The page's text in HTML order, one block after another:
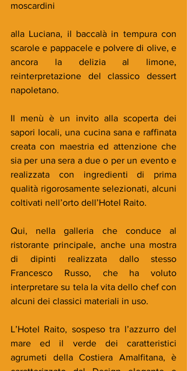
moscardini
alla Luciana, il baccalà in tempura con
scarole e pappacele e polvere di olive, e
ancora la delizia al limone,
reinterpretazione del classico dessert
napoletano.
Il menù è un invito alla scoperta dei
sapori locali, una cucina sana e raffinata
creata con maestria ed attenzione che
sia per una sera a due o per un evento e
realizzata con ingredienti di prima
qualità rigorosamente selezionati, alcuni
coltivati nell’orto dell’Hotel Raito.
Qui, nella galleria che conduce al
ristorante principale, anche una mostra
di dipinti realizzata dallo stesso
Francesco Russo, che ha voluto
interpretare su tela la vita dello chef con
alcuni dei classici materiali in uso.
L’Hotel Raito, sospeso tra l’azzurro del
mare ed il verde dei caratteristici
agrumeti della Costiera Amalfitana, è